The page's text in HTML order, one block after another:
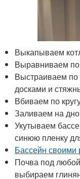
Выкапываем
Выравниваем
Выстраиваем
досками и
Вбиваем по
Заливаем на
Укутываем
синюю пленку
Бассейн своими
Почва под
выбираем